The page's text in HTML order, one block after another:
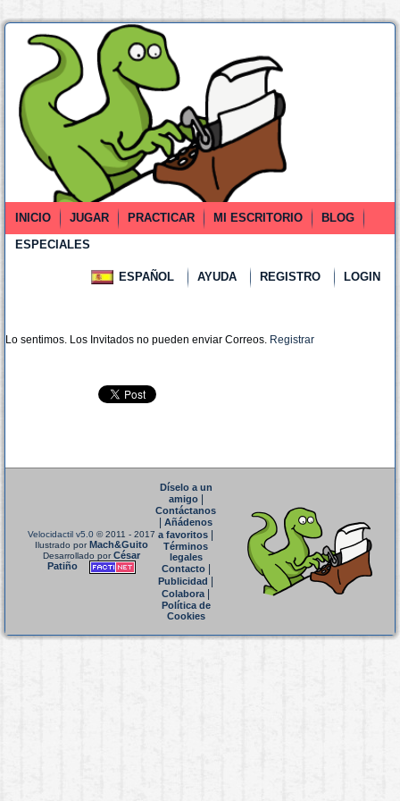
INICIO JUGAR PRACTICAR MI ESCRITORIO
BLOG
ESPECIALES
ESPAÑOL AYUDA REGISTRO LOGIN
Lo sentimos. Los Invitados no pueden enviar Correos. Registrar
Velocidactil v5.0 © 2011 - 2017
Ilustrado porMach&Guito
Desarrollado porCésar
Patiño
Díselo a un
amigo|
Contáctanos
Añádenos
a favoritos
Términos
legales
Contacto|
Publicidad
Colabora|
Política de
Cookies